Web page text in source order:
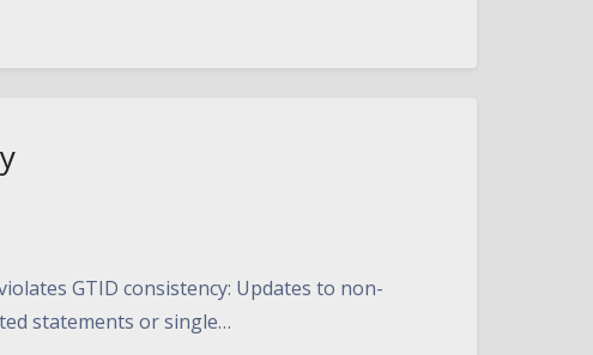
GTID consistency: Updates to non-
statements or single…